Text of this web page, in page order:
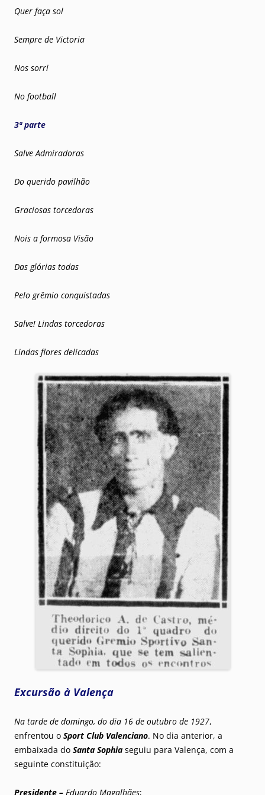
Quer faça sol
Sempre de Victoria
Nos sorri
No football
3ª parte
Salve Admiradoras
Do querido pavilhão
Graciosas torcedoras
Nois a formosa Visão
Das glórias todas
Pelo grêmio conquistadas
Salve! Lindas torcedoras
Lindas flores delicadas
Excursão à Valença
Na tarde de domingo, do dia 16 de outubro de 1927,
enfrentou o Sport Club Valenciano. No dia anterior, a
embaixada do Santa Sophia seguiu para Valença, com a
seguinte constituição:
Presidente – Eduardo Magalhães;